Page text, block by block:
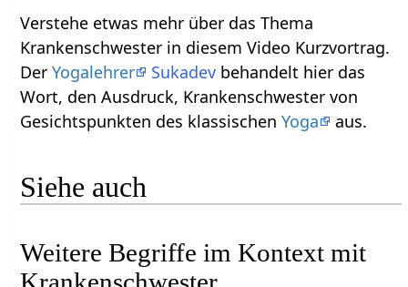
Verstehe etwas mehr über das Thema
Krankenschwester‏‎ in diesem Video Kurzvortrag.
DerYogalehrer Sukadev behandelt hier das
Wort, den Ausdruck, Krankenschwester‏‎ von
Gesichtspunkten des klassischenYoga aus.
Siehe auch
Weitere Begriffe im Kontext mit